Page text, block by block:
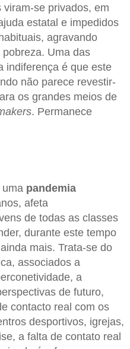
se privados, em
estatal e impedidos
agravando
Uma das
indiferença é que este
não parece revestir-
os grandes meios de
. Permanece
pandemia
afeta
de todas as classes
durante este tempo
mais. Trata-se do
associados a
a
de futuro,
contacto real com os
desportivos, igrejas,
a falta de contato real